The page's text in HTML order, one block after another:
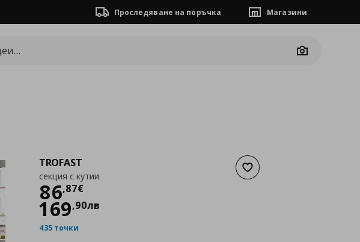
Проследяване на поръчка Магазини
Camera
Добави към списъка с
TROFAST
секция с кутии
86,87€
Цена
169,90лв
435 точки